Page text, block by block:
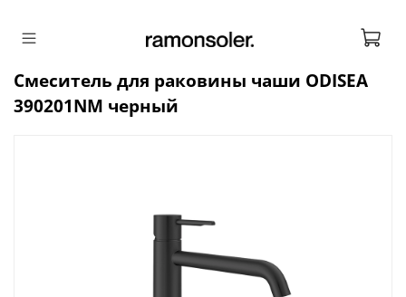
Смеситель для раковины чаши ODISEA
390201NM черный